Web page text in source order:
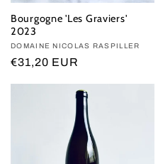
Bourgogne 'Les Graviers'
2023
Vendor:
DOMAINE NICOLAS RASPILLER
Regular
€31,20 EUR